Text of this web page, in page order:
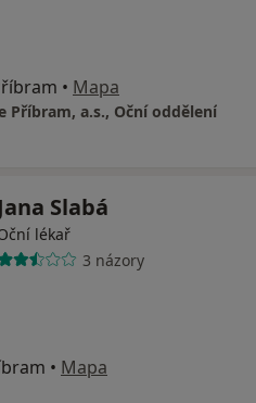
• Mapa
Příbram, a.s., Oční oddělení
Slabá
lékař
3 názory
• Mapa